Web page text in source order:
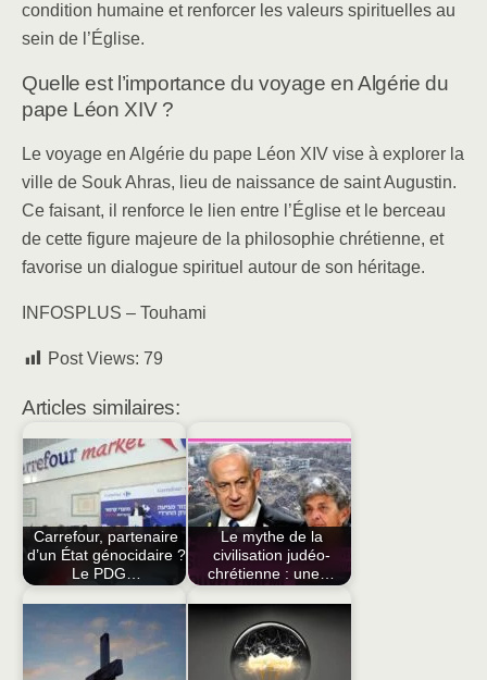
condition humaine et renforcer les valeurs spirituelles au
sein de l’Église.
Quelle est l’importance du voyage en Algérie du
pape Léon XIV ?
Le voyage en Algérie du pape Léon XIV vise à explorer la
ville de Souk Ahras, lieu de naissance de saint Augustin.
Ce faisant, il renforce le lien entre l’Église et le berceau
de cette figure majeure de la philosophie chrétienne, et
favorise un dialogue spirituel autour de son héritage.
INFOSPLUS – Touhami
Post Views: 79
Articles similaires:
Carrefour, partenaire
d’un État génocidaire ?
Le PDG…
Le mythe de la
civilisation judéo-
chrétienne : une…